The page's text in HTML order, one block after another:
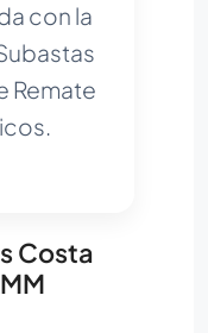
con la
Remate
Costa